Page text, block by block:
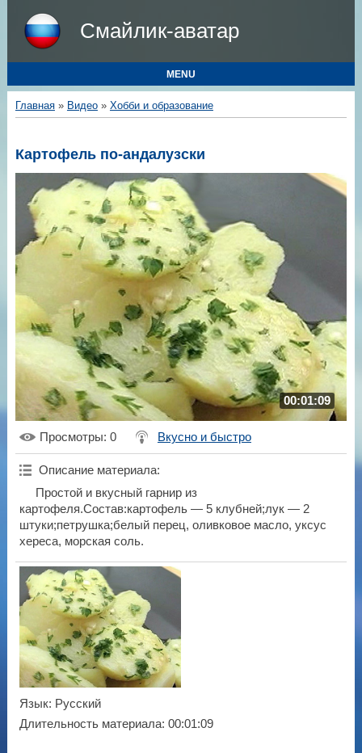
Смайлик-аватар
MENU
Главная» Видео» Хобби и образование
Картофель по-андалузски
00:01:09
Просмотры: 0 Вкусно и быстро
Описание материала:
Простой и вкусный гарнир из
картофеля.Состав:картофель — 5 клубней;лук — 2
штуки;петрушка;белый перец, оливковое масло, уксус
хереса, морская соль.
Язык: Русский
Длительность материала: 00:01:09